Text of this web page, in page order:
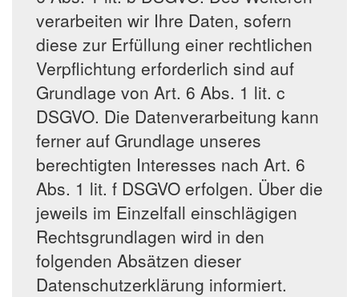
verarbeiten wir Ihre Daten, sofern
diese zur Erfüllung einer rechtlichen
Verpflichtung erforderlich sind auf
Grundlage von Art. 6 Abs. 1 lit. c
DSGVO. Die Datenverarbeitung kann
ferner auf Grundlage unseres
berechtigten Interesses nach Art. 6
Abs. 1 lit. f DSGVO erfolgen. Über die
jeweils im Einzelfall einschlägigen
Rechtsgrundlagen wird in den
folgenden Absätzen dieser
Datenschutzerklärung informiert.